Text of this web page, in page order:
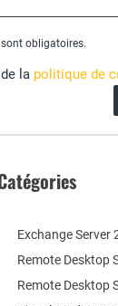
obligatoires.
la politique de
Remote Desktop
Remote Desktop
Exchange Server